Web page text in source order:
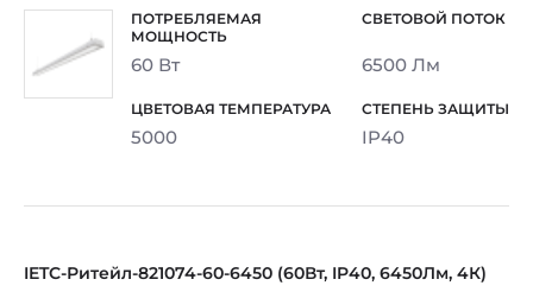
60 Вт 6500 Лм
5000 IP40
IETC-Ритейл-821074-60-6450 (60Вт, IP40, 6450Лм, 4К)